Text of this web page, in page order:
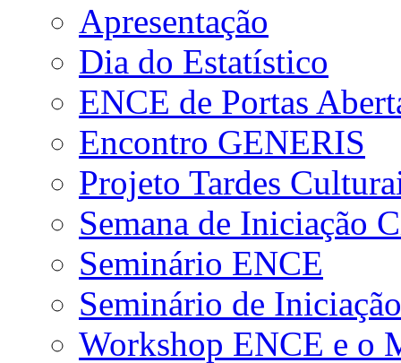
Apresentação
Dia do Estatístico
ENCE de Portas
Encontro GENERIS
Projeto Tardes
Semana de Iniciação
Seminário ENCE
Seminário de
Workshop ENCE e o